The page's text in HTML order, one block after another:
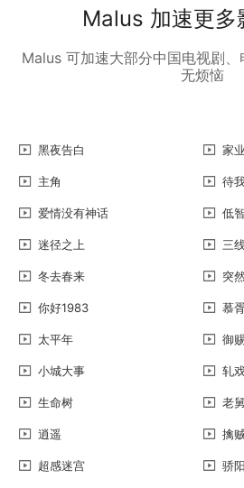
Malus 加速更多
Malus 可加速大部分中国电视剧
无烦恼
黑夜告白 家业
主角 待
爱情没有神话 低
迷径之上 三
冬去春来 突
你好1983 慕
太平年 御
小城大事 轧
生命树 老舅
逍遥 擒
超感迷宫 骄